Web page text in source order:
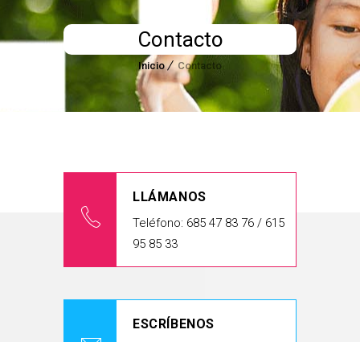
Contacto
Inicio Contacto
LLÁMANOS
Teléfono: 685 47 83 76 / 615
95 85 33
ESCRÍBENOS